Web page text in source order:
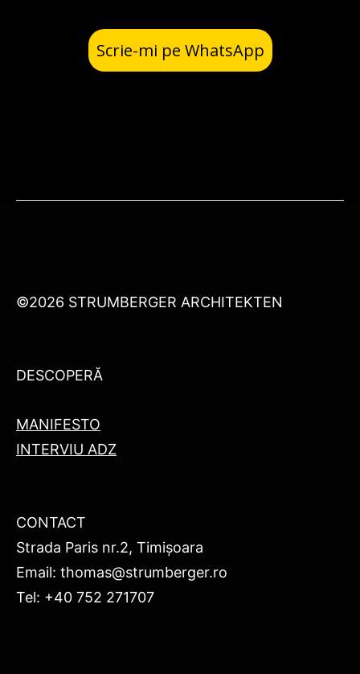
Scrie-mi pe WhatsApp
©2026 STRUMBERGER ARCHITEKTEN
DESCOPERĂ
MANIFESTO
INTERVIU ADZ
CONTACT
Strada Paris nr.2, Timișoara
Email: thomas@strumberger.ro
Tel: +40 752 271707